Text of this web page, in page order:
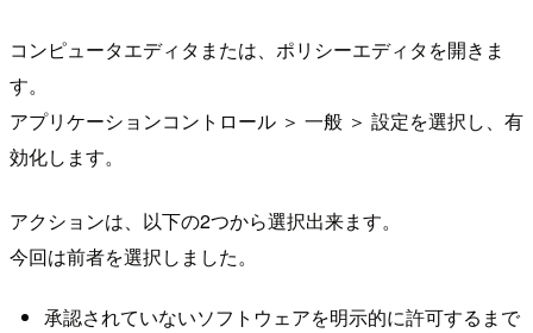
コンピュータエディタまたは、ポリシーエディタを開きま
す。
アプリケーションコントロール ＞ 一般 ＞ 設定を選択し、有
効化します。
アクションは、以下の2つから選択出来ます。
今回は前者を選択しました。
承認されていないソフトウェアを明示的に許可するまで